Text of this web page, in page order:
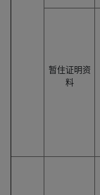
暂住证明资
料